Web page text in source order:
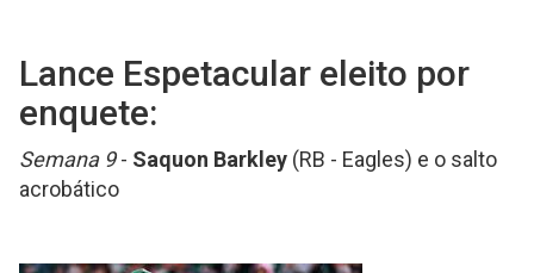
Lance Espetacular eleito por
enquete:
Semana 9- Saquon Barkley (RB - Eagles) e o salto
acrobático